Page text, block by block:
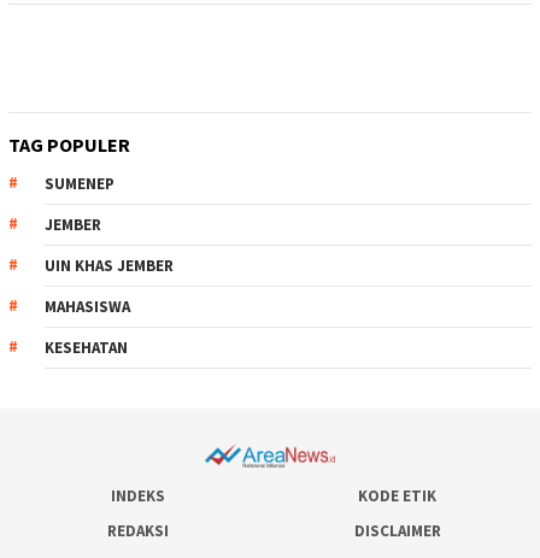
TAG POPULER
SUMENEP
JEMBER
UIN KHAS JEMBER
MAHASISWA
KESEHATAN
INDEKS
KODE ETIK
REDAKSI
DISCLAIMER